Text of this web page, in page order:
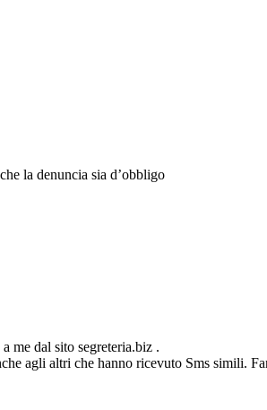
la denuncia sia d’obbligo
me dal sito segreteria.biz .
agli altri che hanno ricevuto Sms simili.